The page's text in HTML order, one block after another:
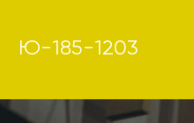
Ю-185-1203